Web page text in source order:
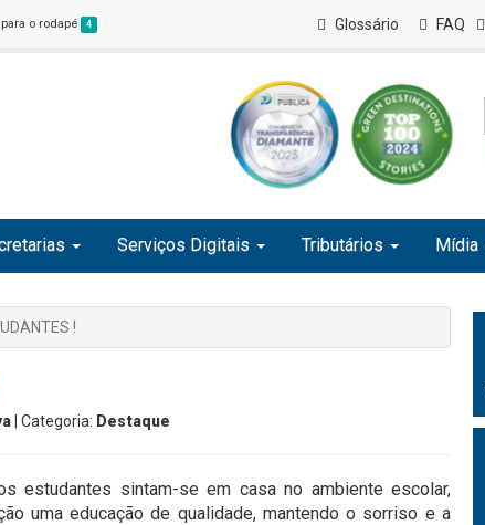
para o rodapé 4 Glossário FAQ
Serviços Digitais Tributários Mídia
!
| Categoria: Destaque
estudantes sintam-se em casa no ambiente escolar,
uma educação de qualidade, mantendo o sorriso e a